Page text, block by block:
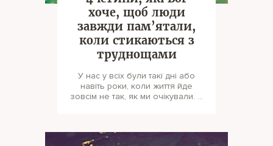
хоче, щоб люди
завжди пам’ятали,
коли стикаються з
труднощами
У нас у всіх були такі дні або
навіть роки, коли життя йде
зовсім не так, як ми очікували. У